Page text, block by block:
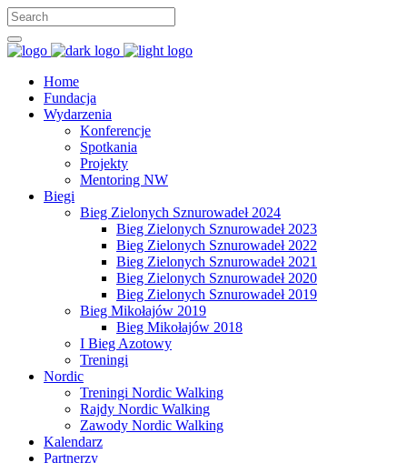
Home
Fundacja
Wydarzenia
Konferencje
Spotkania
Projekty
Mentoring NW
Biegi
Bieg Zielonych Sznurowadeł 2024
Bieg Zielonych Sznurowadeł 2023
Bieg Zielonych Sznurowadeł 2022
Bieg Zielonych Sznurowadeł 2021
Bieg Zielonych Sznurowadeł 2020
Bieg Zielonych Sznurowadeł 2019
Bieg Mikołajów 2019
Bieg Mikołajów 2018
I Bieg Azotowy
Treningi
Nordic
Treningi Nordic Walking
Rajdy Nordic Walking
Zawody Nordic Walking
Kalendarz
Partnerzy